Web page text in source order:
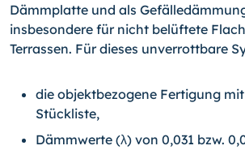
Dämmplatte und als
insbesondere für nicht belüftete
Terrassen. Für dieses unverrottbare
die objektbezogene Fertigung
Stückliste,
Dämmwerte (λ) von 0,031 bzw.